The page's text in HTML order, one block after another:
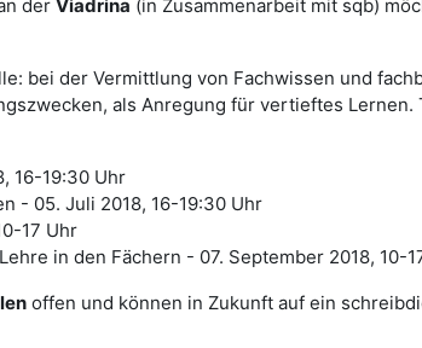
der Viadrina (in Zusammenarbeit mit sqb)
bei der Vermittlung von Fachwissen und
als Anregung für vertieftes Lernen.
16-19:30 Uhr
- 05. Juli 2018, 16-19:30 Uhr
17 Uhr
in den Fächern - 07. September 2018, 10-
offen und können in Zukunft auf ein